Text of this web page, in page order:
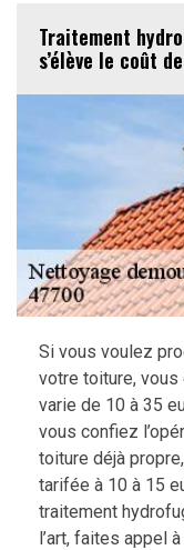
Traitement
s’élève le coût
Si vous voulez
votre toiture,
varie de 10 à 35
vous confiez
toiture déjà
tarifée à 10 à 15
traitement
l’art, faites appel